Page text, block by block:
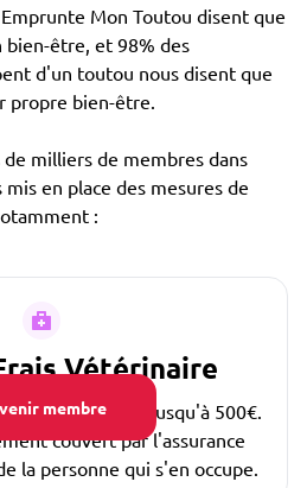
membre
Mon Toutou disent que
bien-être, et 98% des
d'un toutou nous disent que
propre bien-être.
de milliers de membres dans
en place des mesures de
:
Vétérinaire
sont couverts jusqu'à 500€.
couvert par l'assurance
la personne qui s'en occupe.